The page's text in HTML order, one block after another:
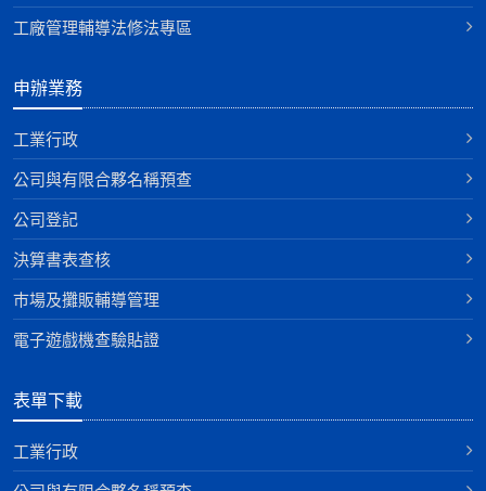
工廠管理輔導法修法專區
申辦業務
工業行政
公司與有限合夥名稱預查
公司登記
決算書表查核
巿場及攤販輔導管理
電子遊戲機查驗貼證
表單下載
工業行政